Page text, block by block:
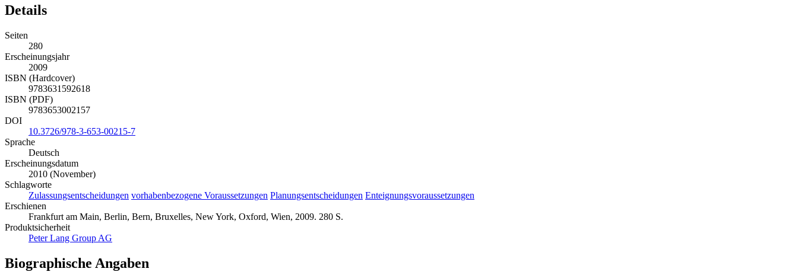
Details
Seiten
280
Erscheinungsjahr
2009
ISBN (Hardcover)
9783631592618
ISBN (PDF)
9783653002157
DOI
10.3726/978-3-653-00215-7
Sprache
Deutsch
Erscheinungsdatum
2010 (November)
Schlagworte
Zulassungsentscheidungen vorhabenbezogene Voraussetzungen Planungsentscheidungen Enteignungsvoraussetzungen
Erschienen
Frankfurt am Main, Berlin, Bern, Bruxelles, New York, Oxford, Wien, 2009. 280 S.
Produktsicherheit
Peter Lang Group AG
Biographische Angaben